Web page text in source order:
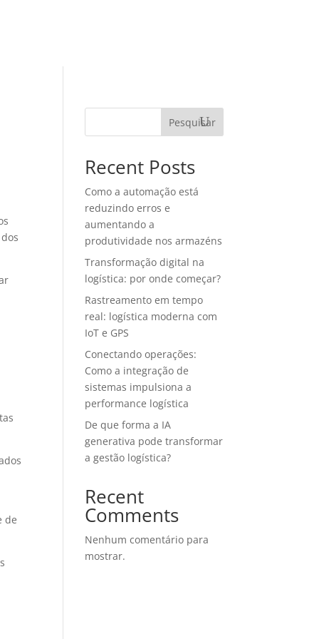
de
Pesquisar
Recent Posts
Como a automação está
reduzindo erros e
aumentando a
produtividade nos armazéns
Transformação digital na
logística: por onde começar?
Rastreamento em tempo
real: logística moderna com
IoT e GPS
Conectando operações:
Como a integração de
sistemas impulsiona a
performance logística
De que forma a IA
generativa pode transformar
a gestão logística?
Recent
Comments
Nenhum comentário para
mostrar.